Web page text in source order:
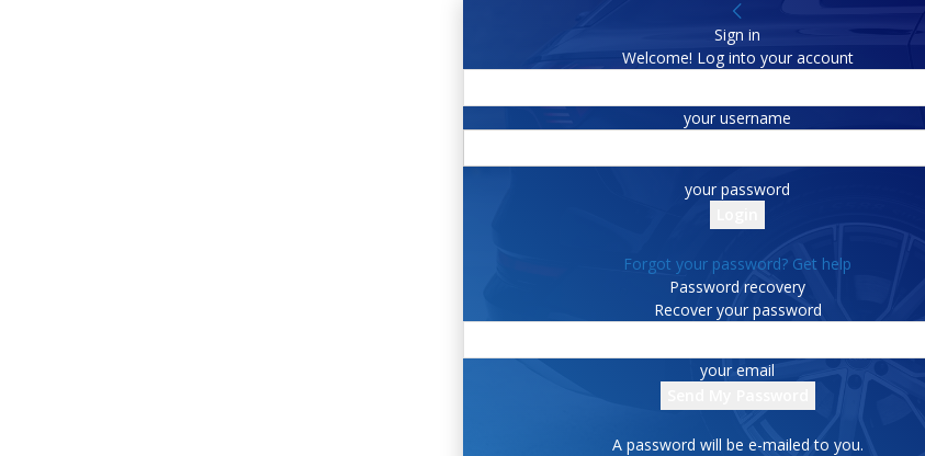
Sign in
Welcome! Log into your account
your username
your password
Forgot your password? Get help
Password recovery
Recover your password
your email
A password will be e-mailed to you.